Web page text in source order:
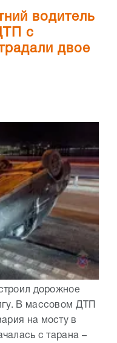
водитель
с
двое
дорожное
В массовом ДТП
на мосту в
с тарана –